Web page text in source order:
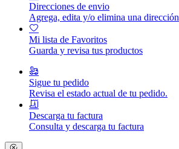
Direcciones de envio
Agrega, edita y/o elimina una dirección
Mi lista de Favoritos
Guarda y revisa tus productos
Sigue tu pedido
Revisa el estado actual de tu pedido.
Descarga tu factura
Consulta y descarga tu factura